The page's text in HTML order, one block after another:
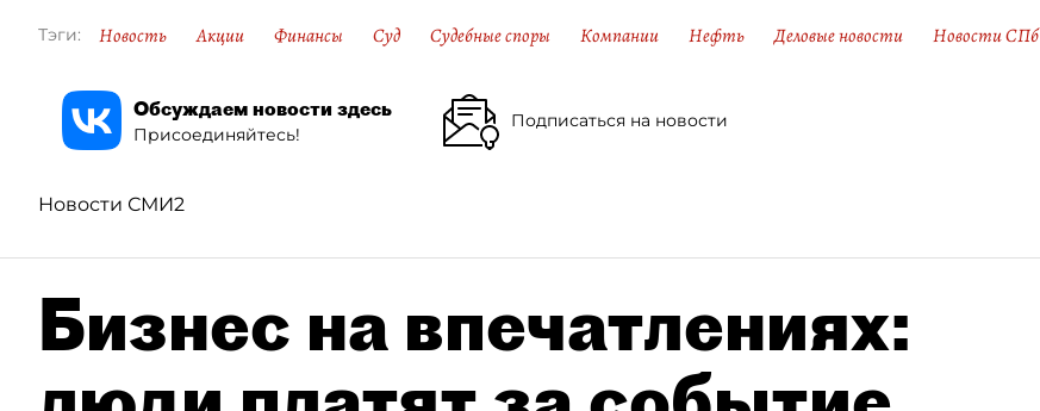
Тэги: Новость Акции Финансы Суд Судебные споры Компании Нефть Деловые новости Новости СПб
Обсуждаем новости здесь
Присоединяйтесь!
Подписаться на новости
Новости СМИ2
Бизнес на впечатлениях: